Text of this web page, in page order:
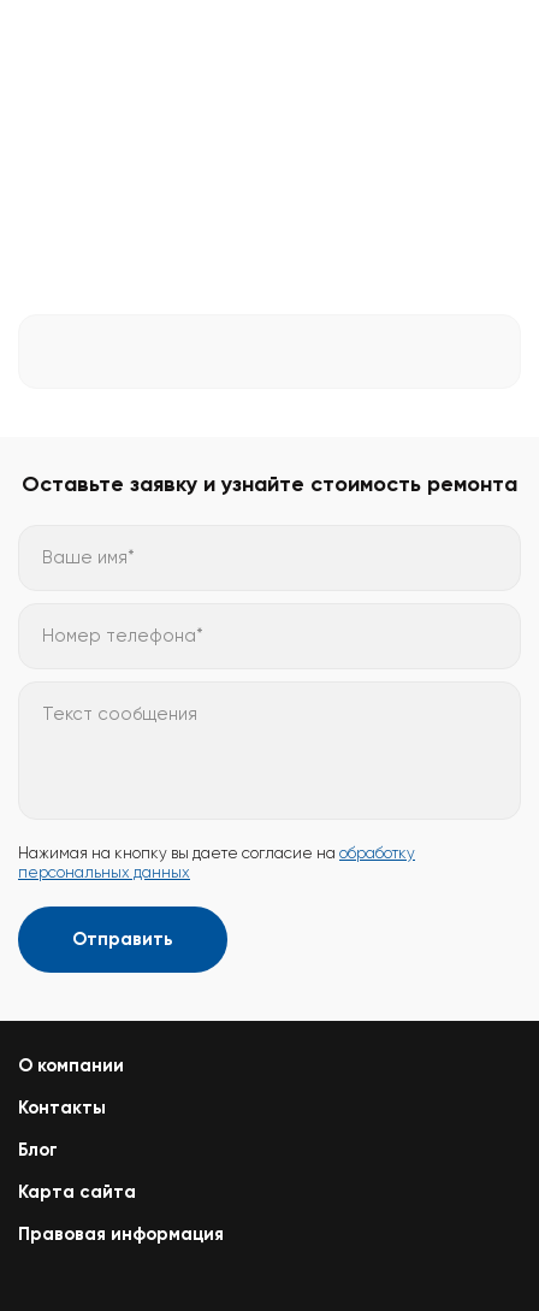
Оставьте заявку и узнайте стоимость ремонта
Ваше имя*
Номер телефона*
Текст сообщения
Нажимая на кнопку вы даете согласие на обработку
персональных данных
Отправить
О компании
Контакты
Блог
Карта сайта
Правовая информация